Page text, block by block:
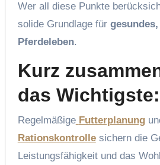
Wer all diese Punkte
solide Grundlage für
Pferdeleben.
Kurz
das Wichtigste:
Regelmäßige Futterplanung
Rationskontrollesichern die
Leistungsfähigkeit und das